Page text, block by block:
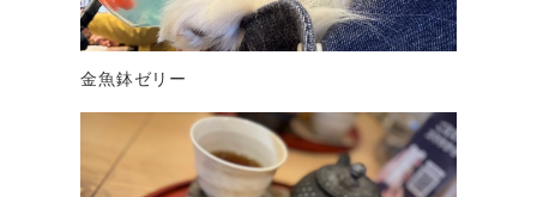
金魚鉢ゼリー